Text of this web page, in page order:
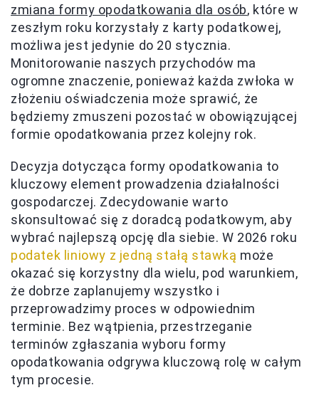
zmiana formy opodatkowania dla osób, które w
zeszłym roku korzystały z karty podatkowej,
możliwa jest jedynie do 20 stycznia.
Monitorowanie naszych przychodów ma
ogromne znaczenie, ponieważ każda zwłoka w
złożeniu oświadczenia może sprawić, że
będziemy zmuszeni pozostać w obowiązującej
formie opodatkowania przez kolejny rok.
Decyzja dotycząca formy opodatkowania to
kluczowy element prowadzenia działalności
gospodarczej. Zdecydowanie warto
skonsultować się z doradcą podatkowym, aby
wybrać najlepszą opcję dla siebie. W 2026 roku
podatek liniowy z jedną stałą stawką może
okazać się korzystny dla wielu, pod warunkiem,
że dobrze zaplanujemy wszystko i
przeprowadzimy proces w odpowiednim
terminie. Bez wątpienia, przestrzeganie
terminów zgłaszania wyboru formy
opodatkowania odgrywa kluczową rolę w całym
tym procesie.